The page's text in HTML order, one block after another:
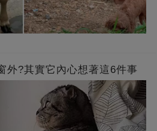
外?其實它內心想著這6件事